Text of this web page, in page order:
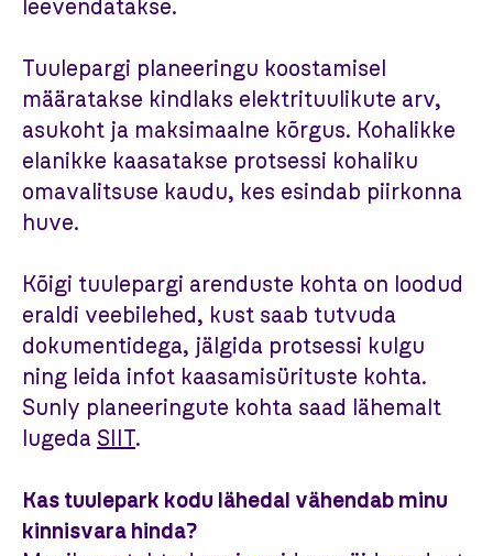
leevendatakse.
Tuulepargi planeeringu koostamisel
määratakse kindlaks elektrituulikute arv,
asukoht ja maksimaalne kõrgus. Kohalikke
elanikke kaasatakse protsessi kohaliku
omavalitsuse kaudu, kes esindab piirkonna
huve.
Kõigi tuulepargi arenduste kohta on loodud
eraldi veebilehed, kust saab tutvuda
dokumentidega, jälgida protsessi kulgu
ning leida infot kaasamisürituste kohta.
Sunly planeeringute kohta saad lähemalt
lugeda SIIT .
Kas tuulepark kodu lähedal vähendab minu
kinnisvara hinda?